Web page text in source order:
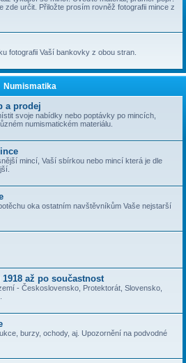
zde určit. Přiložte prosím rovněž fotografii mince z
fotografii Vaší bankovky z obou stran.
Numismatika
a prodej
svoje nabídky nebo poptávky po mincích,
numismatickém materiálu.
mincí, Vaší sbírkou nebo mincí která je dle
oka ostatním navštěvníkům Vaše nejstarší
až po součastnost
- Československo, Protektorát, Slovensko,
burzy, ochody, aj. Upozornění na podvodné